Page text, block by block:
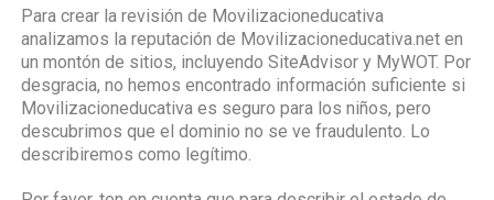
Para crear la revisión de Movilizacioneducativa
analizamos la reputación de Movilizacioneducativa.net en
un montón de sitios, incluyendo SiteAdvisor y MyWOT. Por
desgracia, no hemos encontrado información suficiente si
Movilizacioneducativa es seguro para los niños, pero
descubrimos que el dominio no se ve fraudulento. Lo
describiremos como legítimo.